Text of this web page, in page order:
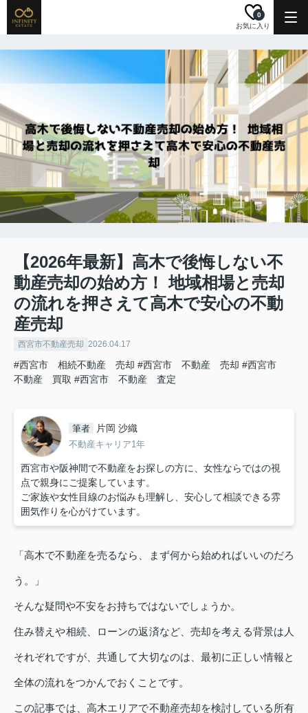
お気に入り
0
【2026年最新】高木で後悔しない不
動産売却の始め方！ 地域相場と売却
の流れを押さえて高木で安心の不動
産売却
西宮市不動産売却 2026.04.17
#西宮市 相続不動産 売却 #西宮市 不動産 売却 #西宮市
不動産 買取 #西宮市 不動産 査定
筆者 片岡 沙織
不動産キャリア1年
西宮市や阪神間で不動産をお探しの方に、女性ならではの視
点で親身にご提案しています。
ご家族や女性目線のお悩みも理解し、安心して相談できる雰
囲気作りを心がけています。
「高木で不動産を売るなら、まず何から始めればいいのだろ
う。」
そんな疑問や不安をお持ちではないでしょうか。
住み替えや相続、ローンの返済など、売却を考える背景は人
それぞれですが、共通して大切なのは、最初に正しい情報と
全体の流れをつかんでおくことです。
この記事では、高木エリアで不動産売却を検討している所有